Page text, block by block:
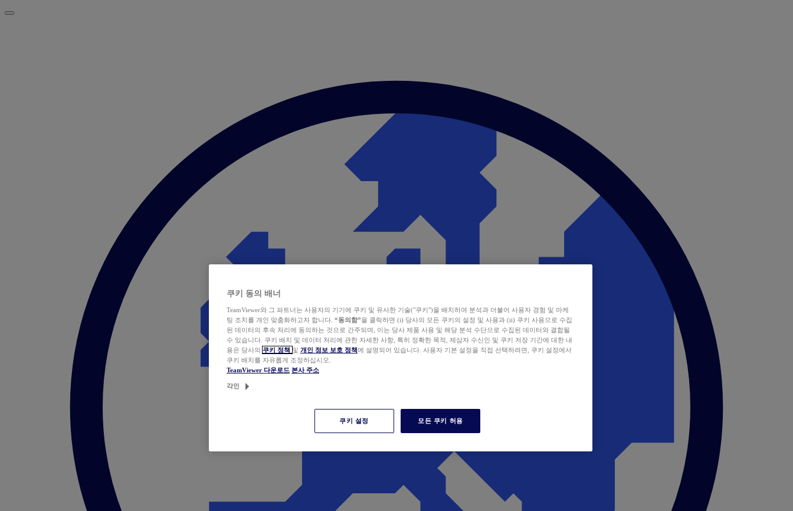
쿠키 동의 배너
TeamViewer와 그 파트너는 사용자의 기기에 쿠키 및 유사한 기술("쿠키")을 배치하여 분석과 더불어 사용자 경험 및 마케
팅 조치를 개인 맞춤화하고자 합니다. “동의함”을 클릭하면 (i) 당사의 모든 쿠키의 설정 및 사용과 (ii) 쿠키 사용으로 수집
된 데이터의 후속 처리에 동의하는 것으로 간주되며, 이는 당사 제품 사용 및 해당 분석 수단으로 수집된 데이터와 결합될
수 있습니다. 쿠키 배치 및 데이터 처리에 관한 자세한 사항, 특히 정확한 목적, 제삼자 수신인 및 쿠키 저장 기간에 대한 내
용은 당사의 쿠키 정책 및 개인 정보 보호 정책에 설명되어 있습니다. 사용자 기본 설정을 직접 선택하려면, 쿠키 설정에서
쿠키 배치를 자유롭게 조정하십시오.
TeamViewer 다운로드 본사 주소
각인
쿠키 설정 모든 쿠키 허용